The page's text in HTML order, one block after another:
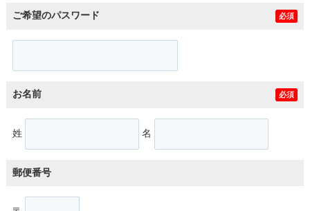
ご希望のパスワード 必須
お名前 必須
姓 名
郵便番号